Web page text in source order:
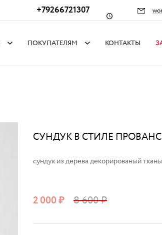
+79266721307
ПОКУПАТЕЛЯМ КОНТАКТЫ
СУНДУК В СТИЛЕ ПРОВАНС
сундук из дерева декорированый
2 000₽ 8 600₽